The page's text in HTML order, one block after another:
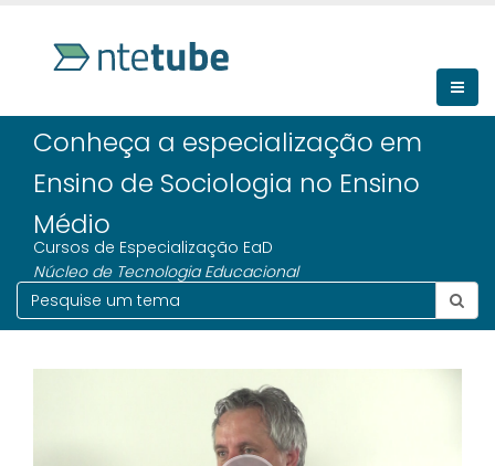
Conheça a especialização em
Ensino de Sociologia no Ensino
Médio
Cursos de Especialização EaD
Núcleo de Tecnologia Educacional